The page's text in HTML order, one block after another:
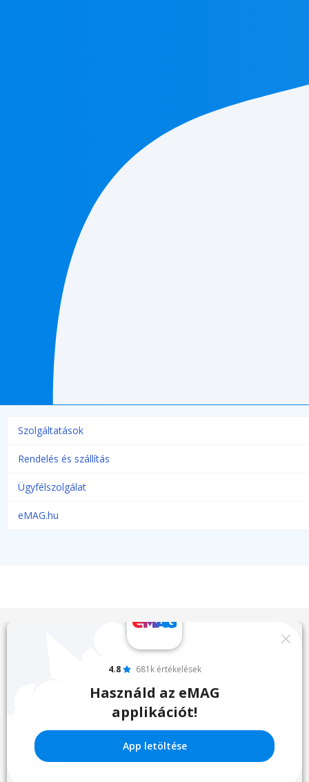
Szolgáltatások
Rendelés és szállítás
Ügyfélszolgálat
eMAG.hu
4.8 681k értékelések
Használd az eMAG
applikációt!
App letöltése